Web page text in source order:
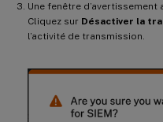
Une fenêtre
Cliquez sur Désactiver la
l’activité de transmission.